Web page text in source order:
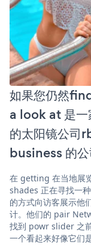
如果您仍然
a look at 是一
的太阳镜公
business 的公
在 getting 在当地展
shades 正在寻找一
的方式向访客展示他
计。他们的 pair
找到 powr slider 之
一个看起来好像它们